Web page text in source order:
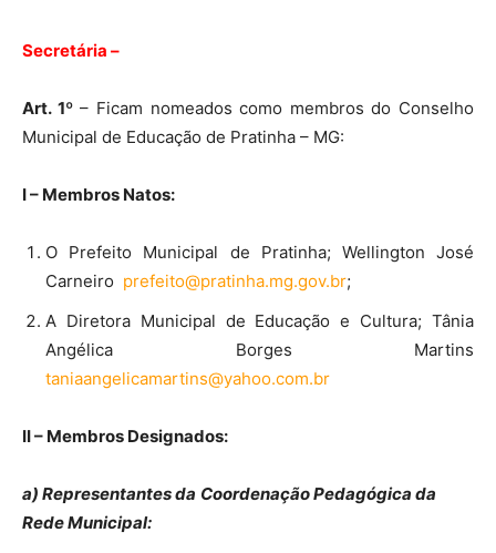
Secretária –
Art. 1º– Ficam nomeados como membros do Conselho
Municipal de Educação de Pratinha – MG:
I – Membros Natos:
O Prefeito Municipal de Pratinha; Wellington José
Carneiro prefeito@pratinha.mg.gov.br;
A Diretora Municipal de Educação e Cultura; Tânia
Angélica Borges Martins
taniaangelicamartins@yahoo.com.br
II – Membros Designados:
a) Representantes da Coordenação Pedagógica da
Rede Municipal: